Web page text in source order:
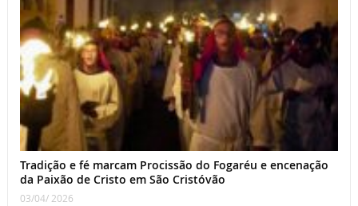
Tradição e fé marcam Procissão do Fogaréu e encenação
da Paixão de Cristo em São Cristóvão
03/04/ 2026